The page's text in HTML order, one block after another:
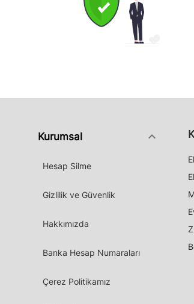
Kurumsal keyboard_arrow_down
Hesap Silme
Gizlilik ve Güvenlik
Hakkımızda
Banka Hesap Numaraları
Çerez Politikamız